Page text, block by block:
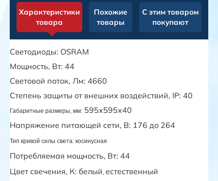
Характеристики
товара
Похожие
товары
С этим товаром
покупают
Светодиоды: OSRAM
Мощность, Вт: 44
Световой поток, Лм: 4660
Степень защиты от внешних воздействий, IP: 40
Габаритные размеры, мм: 595х595х40
Напряжение питающей сети, В: 176 до 264
Тип кривой силы света: косинусная
Потребляемая мощность, Вт: 44
Цвет свечения, К: белый естественный